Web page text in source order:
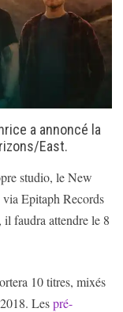
a annoncé la
East.
studio, le New
Epitaph Records
faudra attendre le 8
10 titres, mixés
Lespré-